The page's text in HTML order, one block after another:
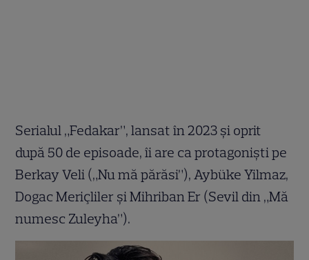
Serialul „Fedakar”, lansat în 2023 și oprit
după 50 de episoade, îi are ca protagoniști pe
Berkay Veli („Nu mă părăsi”), Aybüke Yilmaz,
Dogac Meriçliler și Mihriban Er (Sevil din „Mă
numesc Zuleyha”).